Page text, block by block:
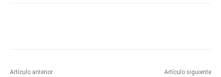
Artículo anterior Artículo siguiente